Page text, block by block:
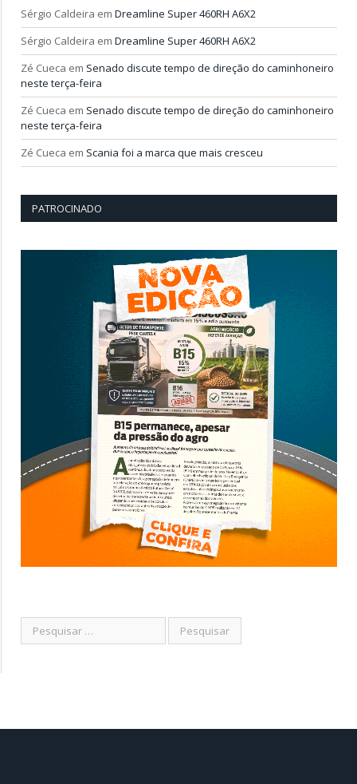
Sérgio Caldeira em Dreamline Super 460RH A6X2
Sérgio Caldeira em Dreamline Super 460RH A6X2
Zé Cueca em Senado discute tempo de direção do caminhoneiro
neste terça-feira
Zé Cueca em Senado discute tempo de direção do caminhoneiro
neste terça-feira
Zé Cueca em Scania foi a marca que mais cresceu
PATROCINADO